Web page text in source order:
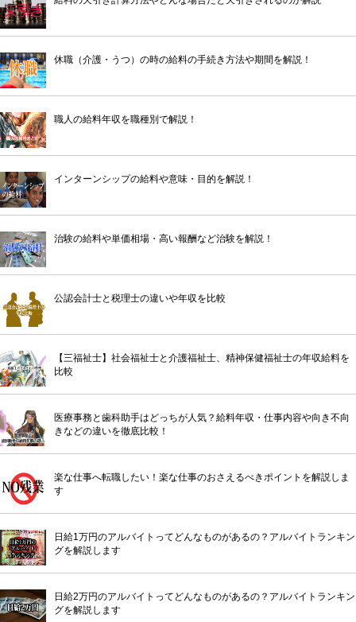
休職（介護・うつ）の時の給料の手続き方法や期間を解説！
職人の給料年収を職種別で解説！
インターンシップの給料や意味・目的を解説！
治験の給料や単価相場・高い報酬など治験を解説！
公認会計士と税理士の違いや年収を比較
【三福祉士】社会福祉士と介護福祉士、精神保健福祉士の年収給料を
比較
医療事務と歯科助手はどっちが人気？給料年収・仕事内容や向き不向
きなどの違いを徹底比較！
楽な仕事へ転職したい！楽な仕事のおさえるべきポイントを解説しま
す
日給1万円のアルバイトってどんなものがあるの？アルバイトランキン
グを解説します
日給2万円のアルバイトってどんなものがあるの？アルバイトランキン
グを解説します